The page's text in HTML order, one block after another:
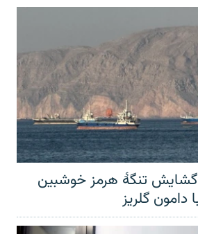
گشایش تنگهٔ هرمز خوشبین
دامون گلریز